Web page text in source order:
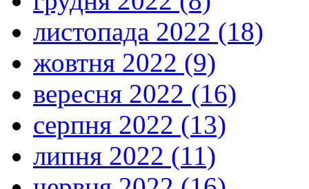
листопада 2022 (18)
жовтня 2022 (9)
вересня 2022 (16)
серпня 2022 (13)
липня 2022 (11)